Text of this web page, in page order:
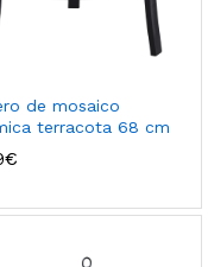
de mosaico
terracota 68 cm
€